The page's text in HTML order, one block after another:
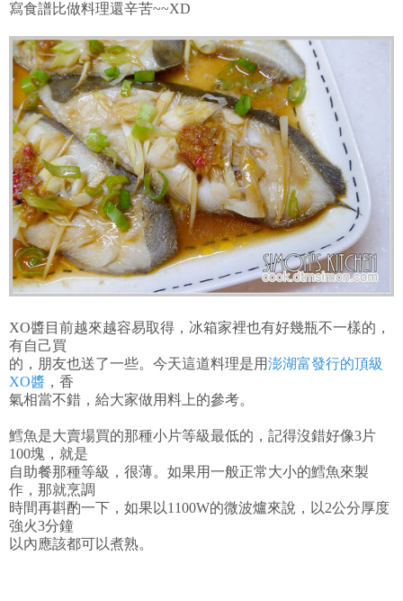
寫食譜比做料理還辛苦~~XD
XO醬目前越來越容易取得，冰箱家裡也有好幾瓶不一樣的，
有自己買
的，朋友也送了一些。今天這道料理是用澎湖富發行的頂級
XO醬 ，香
氣相當不錯，給大家做用料上的參考。
鱈魚是大賣場買的那種小片等級最低的，記得沒錯好像3片
100塊，就是
自助餐那種等級，很薄。如果用一般正常大小的鱈魚來製
作，那就烹調
時間再斟酌一下，如果以1100W的微波爐來說，以2公分厚度
強火3分鐘
以內應該都可以煮熟。